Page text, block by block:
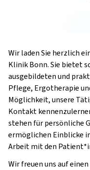
Wir laden Sie herzlich
Klinik Bonn. Sie bietet
ausgebildeten und
Pflege, Ergotherapie
Möglichkeit, unsere
Kontakt
stehen für persönliche
ermöglichen Einblicke
Arbeit mit den
Wir freuen uns auf